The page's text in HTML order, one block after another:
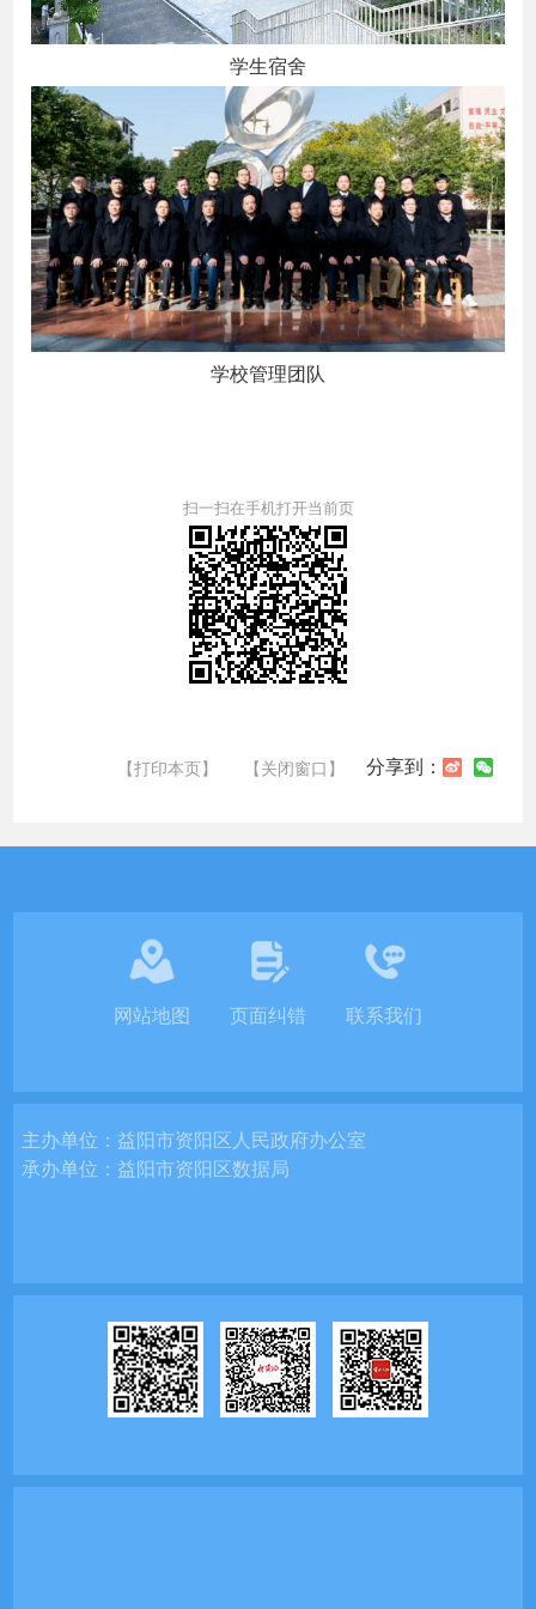
学生宿舍
学校管理团队
扫一扫在手机打开当前页
【打印本页】 【关闭窗口】 分享到：
网站地图 页面纠错 联系我们
主办单位：益阳市资阳区人民政府办公室
承办单位：益阳市资阳区数据局